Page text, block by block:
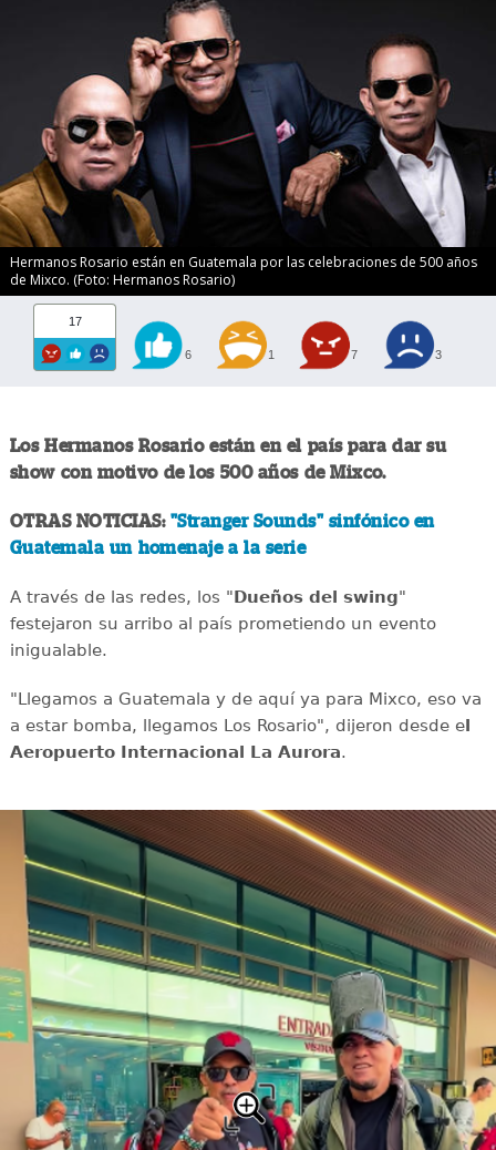
Hermanos Rosario están en Guatemala por las celebraciones de 500 años
de Mixco. (Foto: Hermanos Rosario)
17
6 1 7 3
Los Hermanos Rosario están en el país para dar su
show con motivo de los 500 años de Mixco.
OTRAS NOTICIAS: "Stranger Sounds" sinfónico en
Guatemala un homenaje a la serie
A través de las redes, los "Dueños del swing"
festejaron su arribo al país prometiendo un evento
inigualable.
"Llegamos a Guatemala y de aquí ya para Mixco, eso va
a estar bomba, llegamos Los Rosario", dijeron desde el
Aeropuerto Internacional La Aurora.